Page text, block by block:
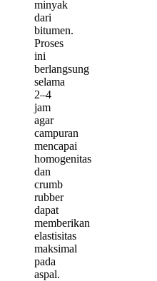
minyak
dari
bitumen.
Proses
ini
berlangsung
selama
2–4
jam
agar
campuran
mencapai
homogenitas
dan
crumb
rubber
dapat
memberikan
elastisitas
maksimal
pada
aspal.